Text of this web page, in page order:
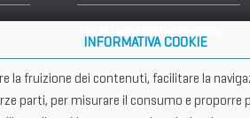
INFORMATIVA COOKIE
la fruizione dei contenuti, facilitare la
parti, per misurare il consumo e